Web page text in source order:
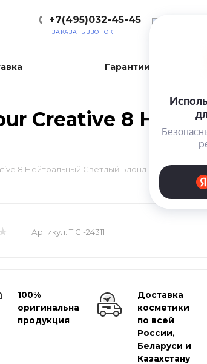
+7(495)032-45-45
ЗАКАЗАТЬ ЗВОНОК
Гарантии и возврат
Creative 8
8 Нейтральный Светлый Блонд
Артикул: TIGI-24311
100%
оригинальная
продукция
Доставка
косметики
по всей
России,
Беларуси и
Казахстану